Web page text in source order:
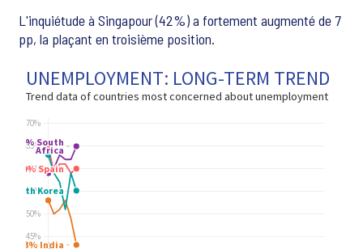
L'inquiétude à Singapour (42%) a fortement augmenté de 7
pp, la plaçant en troisième position.